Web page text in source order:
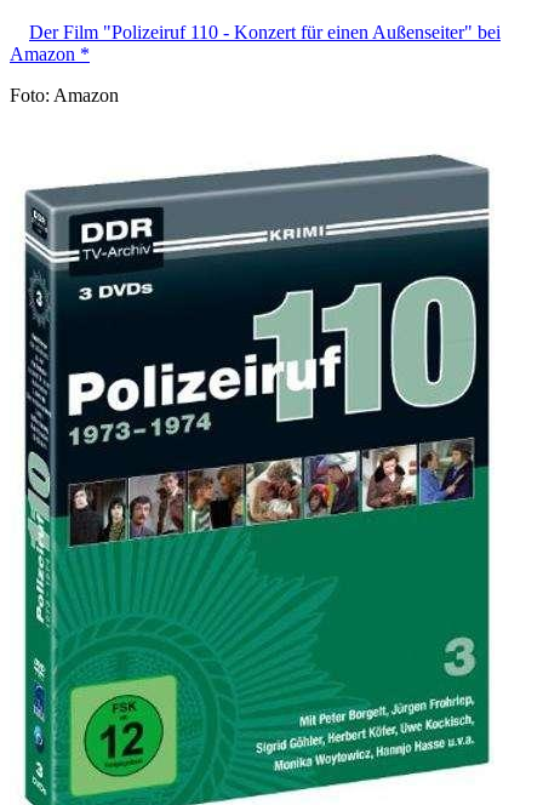
Der Film "Polizeiruf 110 - Konzert für einen Außenseiter" bei
Amazon *
Foto: Amazon